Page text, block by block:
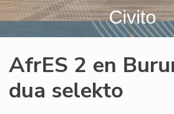
Civito
AfrES 2 en
dua selekto